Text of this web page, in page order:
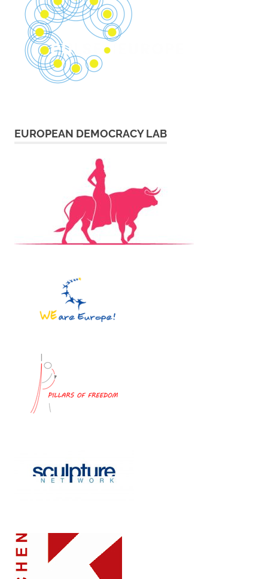
EUROPEAN DEMOCRACY LAB